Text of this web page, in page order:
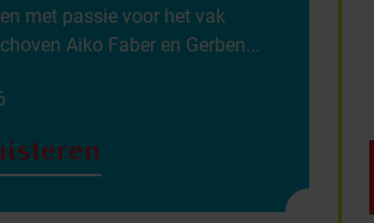
met passie voor het vak
Aiko Faber en Gerben...